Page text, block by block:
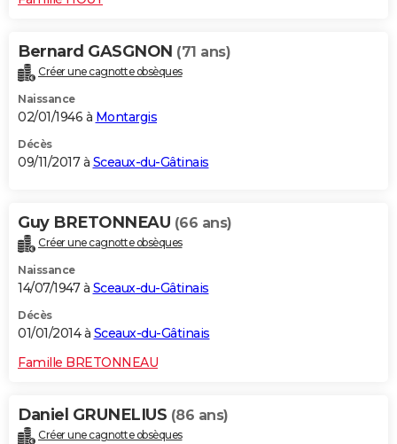
Bernard GASGNON (71 ans)
Créer une cagnotte obsèques
Naissance
02/01/1946 à Montargis
Décès
09/11/2017 à Sceaux-du-Gâtinais
Guy BRETONNEAU (66 ans)
Créer une cagnotte obsèques
Naissance
14/07/1947 à Sceaux-du-Gâtinais
Décès
01/01/2014 à Sceaux-du-Gâtinais
Famille BRETONNEAU
Daniel GRUNELIUS (86 ans)
Créer une cagnotte obsèques